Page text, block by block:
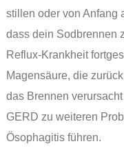
stillen oder von Anfang
dass dein Sodbrennen
Reflux-Krankheit
Magensäure, die
das Brennen
GERD zu weiteren
Ösophagitis führen.